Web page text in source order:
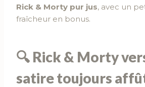
Rick & Morty pur jus, avec un
fraîcheur en bonus.
🔍 Rick & Morty
satire toujours